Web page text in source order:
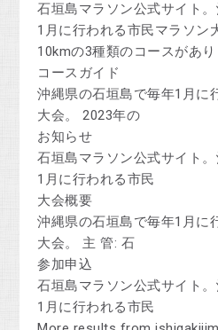
石垣島マラソン公式サイト
1月に行われる市民マラソン
10kmの3種類のコースがあり
コースガイド
沖縄県の石垣島で毎年1月に
大会。 2023年の
お知らせ
石垣島マラソン公式サイト
1月に行われる市民
大会概要
沖縄県の石垣島で毎年1月に
大会。 主 管: 石
参加申込
石垣島マラソン公式サイト
1月に行われる市民